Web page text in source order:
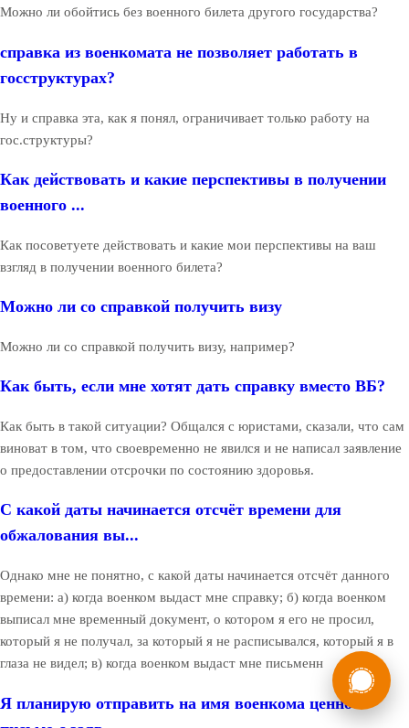
Можно ли обойтись без военного билета другого государства?
справка из военкомата не позволяет работать в
госструктурах?
Ну и справка эта, как я понял, ограничивает только работу на
гос.структуры?
Как действовать и какие перспективы в получении
военного ...
Как посоветуете действовать и какие мои перспективы на ваш
взгляд в получении военного билета?
Можно ли со справкой получить визу
Можно ли со справкой получить визу, например?
Как быть, если мне хотят дать справку вместо ВБ?
Как быть в такой ситуации? Общался с юристами, сказали, что сам
виноват в том, что своевременно не явился и не написал заявление
о предоставлении отсрочки по состоянию здоровья.
С какой даты начинается отсчёт времени для
обжалования вы...
Однако мне не понятно, с какой даты начинается отсчёт данного
времени: а) когда военком выдаст мне справку; б) когда военком
выписал мне временный документ, о котором я его не просил,
который я не получал, за который я не расписывался, который я в
глаза не видел; в) когда военком выдаст мне письменн
Я планирую отправить на имя военкома ценное
Мы в России
консультация
8 (800) 775-35-89